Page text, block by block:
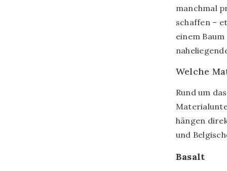
manchmal
schaffen –
einem
Welche
Rund um
hängen
und
Basalt